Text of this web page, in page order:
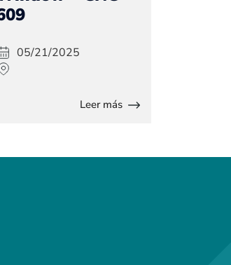
05/21/2025
Leer más